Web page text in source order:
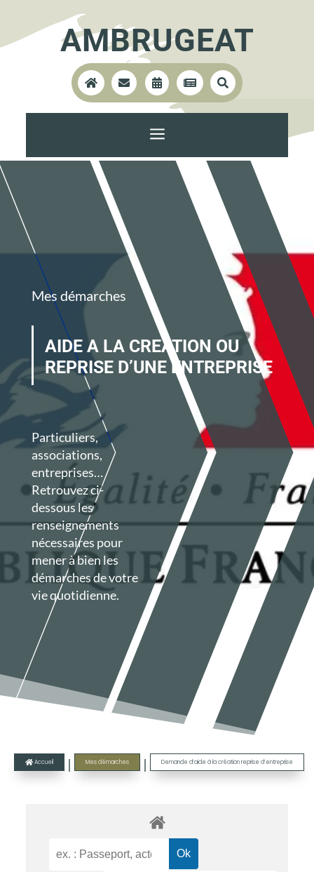
AMBRUGEAT
    
a
Mes démarches
AIDE A LA CREATION OU
REPRISE D’UNE ENTREPRISE
Particuliers,
associations,
entreprises…
Retrouvez ci-
dessous les
renseignements
nécessaires pour
mener à bien les
démarches de votre
vie quotidienne.
 Accueil | Mes démarches | Demande d’aide à la création reprise d’entreprise